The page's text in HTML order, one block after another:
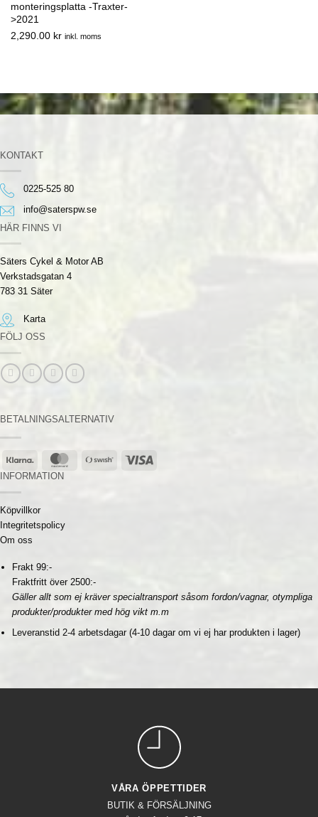
monteringsplatta -Traxter-
>2021
2,290.00 kr inkl. moms
KONTAKT
0225-525 80
info@saterspw.se
HÄR FINNS VI
Säters Cykel & Motor AB
Verkstadsgatan 4
783 31 Säter
Karta
FÖLJ OSS
BETALNINGSALTERNATIV
Klarna MasterCardSwish
Visa
INFORMATION
Köpvillkor
Integritetspolicy
Om oss
Frakt 99:-
Fraktfritt över 2500:-
Gäller allt som ej kräver specialtransport såsom fordon/vagnar, otympliga
produkter/produkter med hög vikt m.m
Leveranstid 2-4 arbetsdagar (4-10 dagar om vi ej har produkten i lager)
VÅRA ÖPPETTIDER
BUTIK & FÖRSÄLJNING